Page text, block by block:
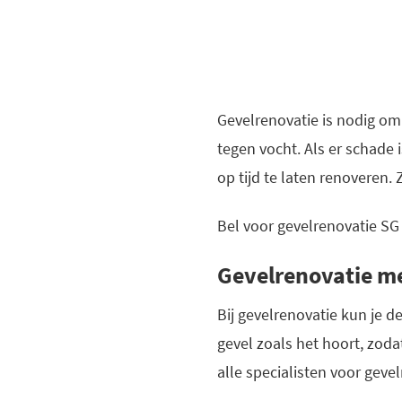
Gevelrenovatie is nodig
tegen vocht. Als er
op tijd te laten renoveren.
Bel voor gevelrenovatie
Gevelrenovatie
Bij gevelrenovatie kun je
gevel zoals het hoort,
alle specialisten voor